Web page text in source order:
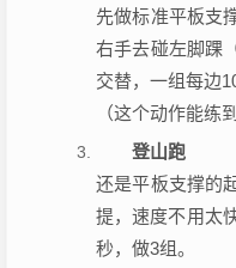
先做标准平板支
右手去碰左脚踝
交替，一组每边
（这个动作能练
登山跑
还是平板支撑的
提，速度不用太
秒，做3组。